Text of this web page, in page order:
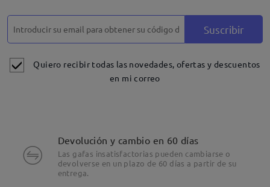
Suscribir
Quiero recibir todas las novedades, ofertas y descuentos
en mi correo
Devolución y cambio en 60 días
Las gafas insatisfactorias pueden cambiarse o
devolverse en un plazo de 60 días a partir de su
entrega.